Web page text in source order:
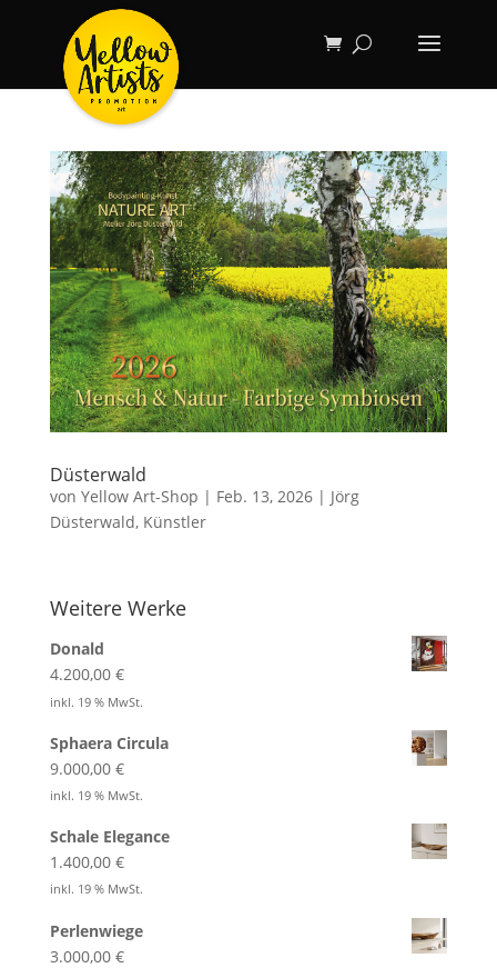
Düsterwald
von Yellow Art-Shop | Feb. 13, 2026| Jörg
Düsterwald, Künstler
Weitere Werke
Donald
4.200,00 €
inkl. 19 % MwSt.
Sphaera Circula
9.000,00 €
inkl. 19 % MwSt.
Schale Elegance
1.400,00 €
inkl. 19 % MwSt.
Perlenwiege
3.000,00 €